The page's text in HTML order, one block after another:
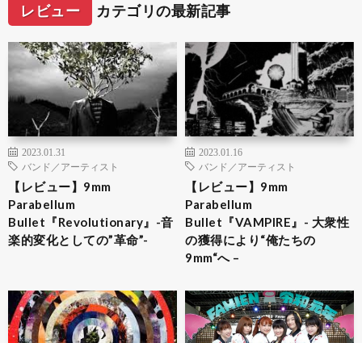
レビュー カテゴリの最新記事
2023.01.31
バンド／アーティスト
【レビュー】9mm
Parabellum
Bullet『Revolutionary』-音
楽的変化としての”革命”-
2023.01.16
バンド／アーティスト
【レビュー】9mm
Parabellum
Bullet『VAMPIRE』- 大衆性
の獲得により“俺たちの
9mm“へ –